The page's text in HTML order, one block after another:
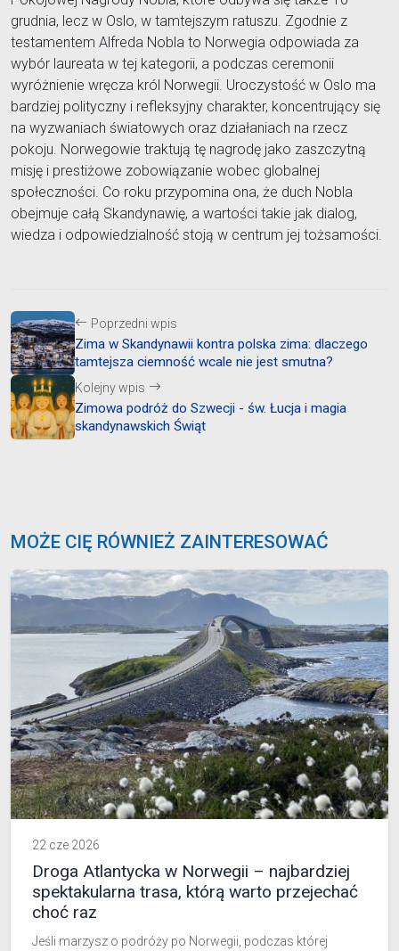
grudnia, lecz w Oslo, w tamtejszym ratuszu. Zgodnie z
testamentem Alfreda Nobla to Norwegia odpowiada za
wybór laureata w tej kategorii, a podczas ceremonii
wyróżnienie wręcza król Norwegii. Uroczystość w Oslo ma
bardziej polityczny i refleksyjny charakter, koncentrujący się
na wyzwaniach światowych oraz działaniach na rzecz
pokoju. Norwegowie traktują tę nagrodę jako zaszczytną
misję i prestiżowe zobowiązanie wobec globalnej
społeczności. Co roku przypomina ona, że duch Nobla
obejmuje całą Skandynawię, a wartości takie jak dialog,
wiedza i odpowiedzialność stoją w centrum jej tożsamości.
Poprzedni wpis
Zima w Skandynawii kontra polska zima: dlaczego
tamtejsza ciemność wcale nie jest smutna?
Kolejny wpis
Zimowa podróż do Szwecji - św. Łucja i magia
skandynawskich Świąt
MOŻE CIĘ RÓWNIEŻ ZAINTERESOWAĆ
22 cze 2026
Droga Atlantycka w Norwegii – najbardziej
spektakularna trasa, którą warto przejechać
choć raz
Jeśli marzysz o podróży po Norwegii, podczas której